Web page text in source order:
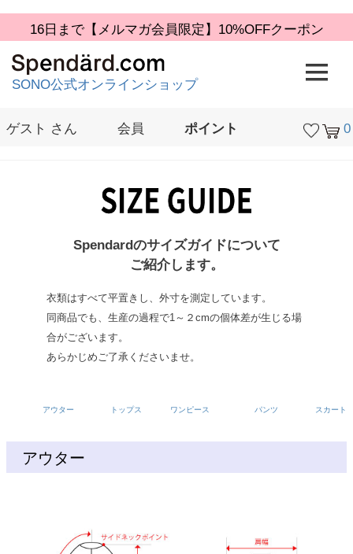
16日まで【メルマガ会員限定】10%OFFクーポン
SONO公式オンラインショップ
0
ゲスト さん 会員
ポイント
Spendardのサイズガイドについて
ご紹介します。
衣類はすべて平置きし、外寸を測定しています。
同商品でも、生産の過程で1～２cmの個体差が生じる場
合がございます。
あらかじめご了承くださいませ。
アウター トップス ワンピース パンツ スカート
アウター